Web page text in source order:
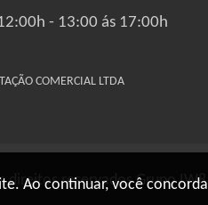
Ao continuar, você
- 13:00 ás 17:00h
COMERCIAL LTDA
direitos reservados Grupo